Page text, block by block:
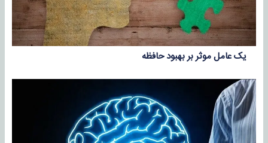
یک عامل موثر بر بهبود حافظه